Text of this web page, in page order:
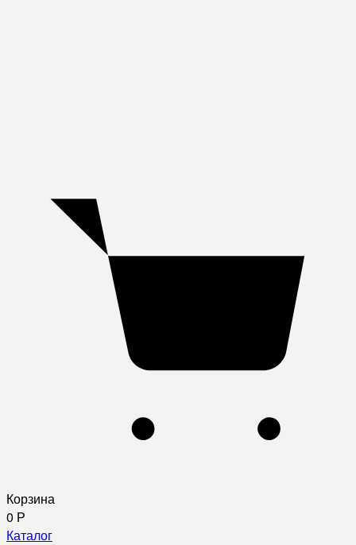
Корзина
0 Р
Каталог